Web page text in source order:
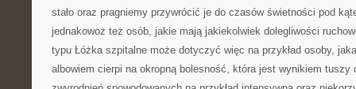
stało oraz pragniemy przywrócić je do czasów świetności pod
jednakowoż też osób, jakie mają jakiekolwiek dolegliwości
typu Łóżka szpitalne może dotyczyć więc na przykład osoby,
albowiem cierpi na okropną bolesność, która jest wynikiem tuszy